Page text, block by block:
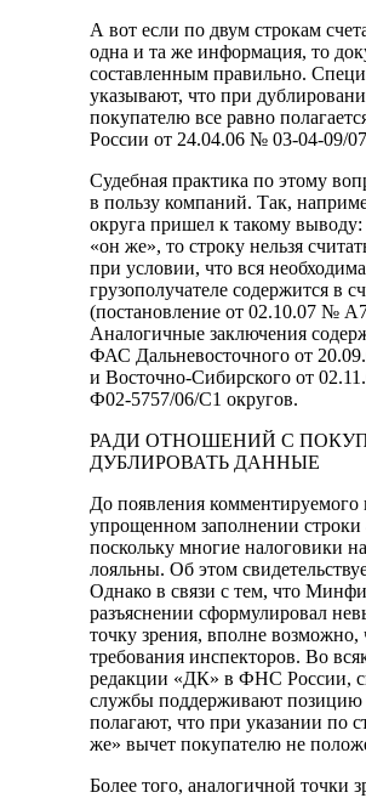
А вот если по двум строкам
одна и та же информация, то
составленным правильно.
указывают, что при
покупателю все равно
России от 24.04.06 № 03-04-09/
Судебная практика по этому
в пользу компаний. Так,
округа пришел к такому
«он же», то строку нельзя
при условии, что вся
грузополучателе содержится в
(постановление от 02.10.07 №
Аналогичные заключения
ФАС Дальневосточного от
и Восточно-Сибирского от
Ф02-5757/06/С1 округов.
РАДИ ОТНОШЕНИЙ С
ДУБЛИРОВАТЬ ДАННЫЕ
До появления комментируемого
упрощенном заполнении строки
поскольку многие налоговики
лояльны. Об этом
Однако в связи с тем, что
разъяснении сформулировал
точку зрения, вполне возможно,
требования инспекторов. Во
редакции «ДК» в ФНС России,
службы поддерживают
полагают, что при указании по
же» вычет покупателю не
Более того, аналогичной точки